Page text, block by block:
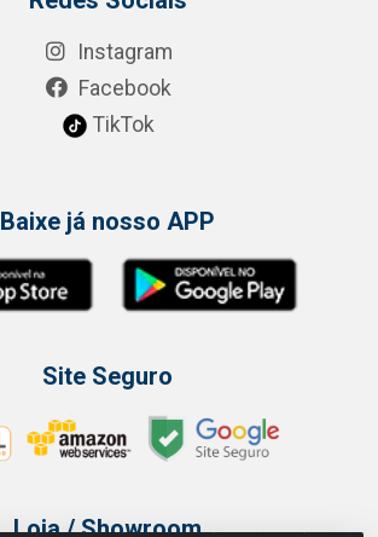
Instagram
Facebook
TikTok
Baixe já nosso APP
Site Seguro
Loja / Showroom